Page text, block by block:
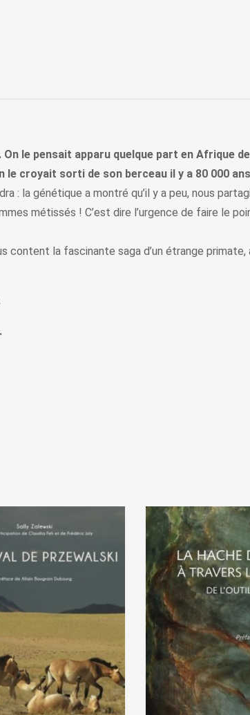
le pensait apparu quelque part en Afrique
croyait sorti de son berceau il y a 80 000 ans,
: la génétique a montré qu’il y a peu, nous
métissés ! C’est dire l’urgence de faire le
content la fascinante saga d’un étrange